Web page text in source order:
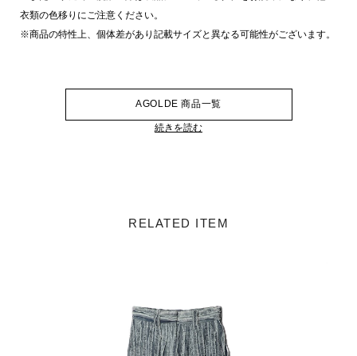
衣類の色移りにご注意ください。
※商品の特性上、個体差があり記載サイズと異なる可能性がございます。
AGOLDE 商品一覧
続きを読む
RELATED ITEM